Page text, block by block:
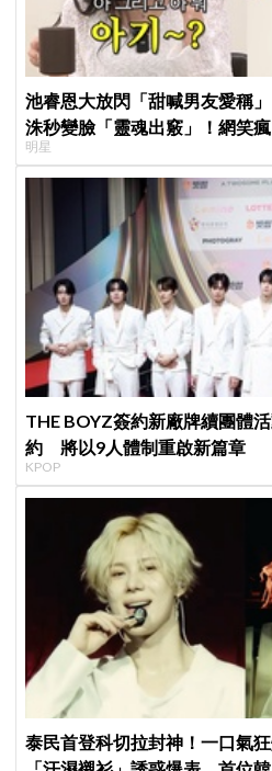
池睿恩大放閃「甜喊男友愛稱
洙秒變臉「靈魂出竅」！網笑
明星
THE BOYZ簽約新廠牌續團體
約 將以9人體制重啟新篇章
KPOP
泰民首登科切拉封神！一口氣